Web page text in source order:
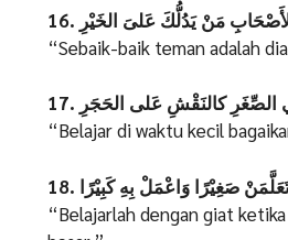
الأَصْحَابِ مَنْ يَدُلُّكَ عَلىَ الخَيْرِ
“Sebaik-baik teman adalah
في الصِّغَرِ كالنَقْشِ عَلى الحَجَرِ
“Belajar di waktu kecil
تَعَلَّمَنْ صَغِيْرًا وَاعْمَلْ بِهِ كَبِيْرًا
“Belajarlah dengan giat